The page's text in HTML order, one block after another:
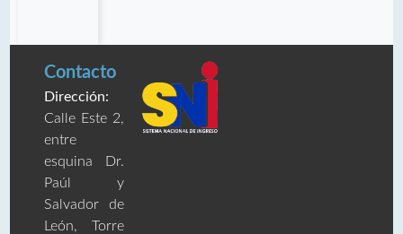
Contacto
Dirección:
Calle Este 2,
entre
esquina Dr.
Paúl y
Salvador de
León, Torre